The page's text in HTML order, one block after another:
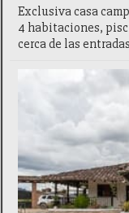
Exclusiva casa
4 habitaciones,
cerca de las